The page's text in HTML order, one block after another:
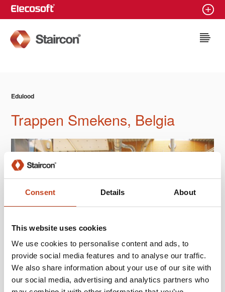
Consent Details About
This website uses cookies
We use cookies to personalise content and ads, to
provide social media features and to analyse our traffic.
We also share information about your use of our site with
our social media, advertising and analytics partners who
Edulood
Trappen Smekens, Belgia